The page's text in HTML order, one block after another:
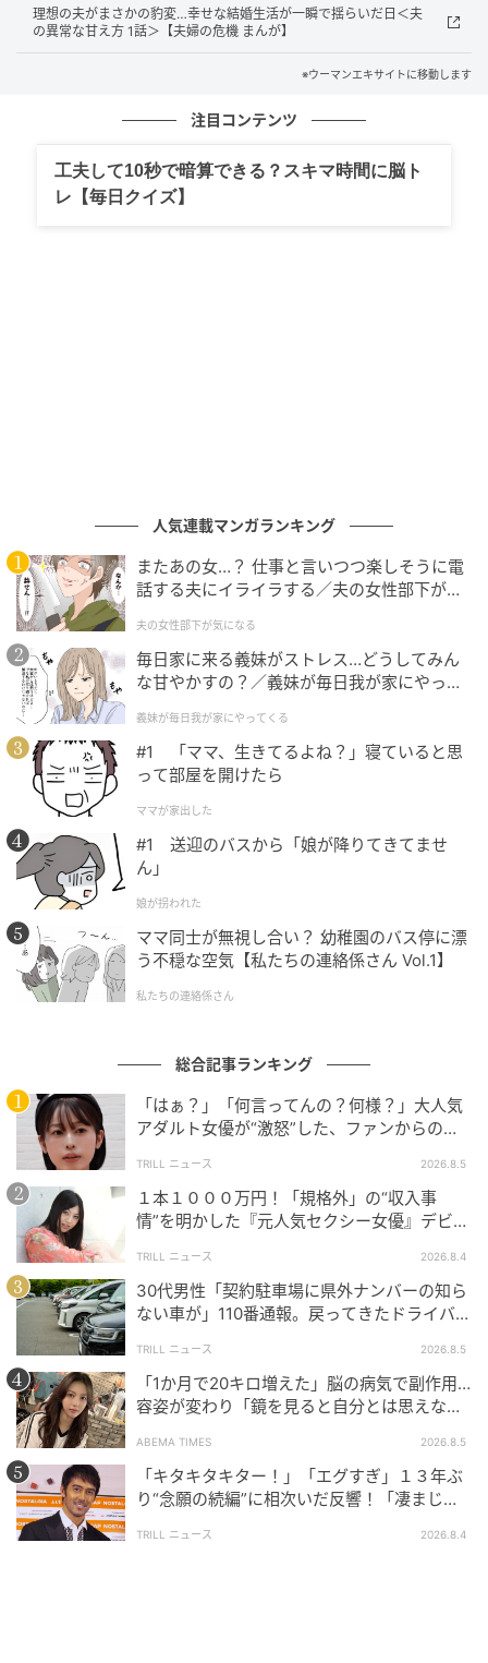
ウーマンエキサイト
ウーマンエキサイト
ウーマンエキサイト
理想の夫がまさかの豹変…幸せな結婚生活が一瞬で揺らいだ日＜夫
の異常な甘え方 1話＞【夫婦の危機 まんが】
※ウーマンエキサイトに移動します
注目コンテンツ
工夫して10秒で暗算できる？スキマ時間に脳ト
レ【毎日クイズ】
人気連載マンガランキング
またあの女…？ 仕事と言いつつ楽しそうに電
話する夫にイライラする／夫の女性部下が気
夫の女性部下が気になる
毎日家に来る義妹がストレス…どうしてみん
な甘やかすの？／義妹が毎日我が家にやって
が】
義妹が毎日我が家にやってくる
#1 「ママ、生きてるよね？」寝ていると思
って部屋を開けたら
ママが家出した
#1 送迎のバスから「娘が降りてきてませ
ん」
娘が拐われた
ママ同士が無視し合い？ 幼稚園のバス停に漂
う不穏な空気【私たちの連絡係さん Vol.1】
私たちの連絡係さん
総合記事ランキング
「はぁ？」「何言ってんの？何様？」大人気
アダルト女優が“激怒”した、ファンからの
TRILL ニュース 2026.8.5
１本１０００万円！「規格外」の“収入事
情”を明かした『元人気セクシー女優』デビュ
TRILL ニュース 2026.8.4
30代男性「契約駐車場に県外ナンバーの知ら
ない車が」110番通報。戻ってきたドライバー
TRILL ニュース 2026.8.5
「1か月で20キロ増えた」脳の病気で副作用…
容姿が変わり「鏡を見ると自分とは思えなか
ABEMA TIMES 2026.8.5
「キタキタキター！」「エグすぎ」１３年ぶ
り“念願の続編”に相次いだ反響！「凄まじく
TRILL ニュース 2026.8.4